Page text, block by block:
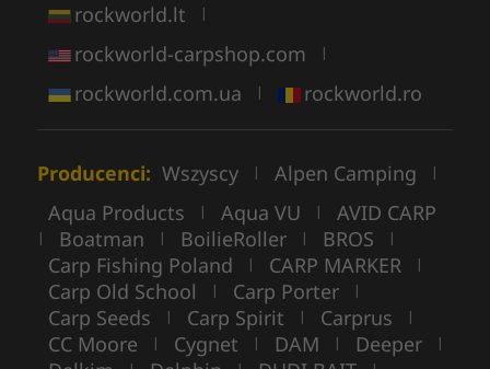
rockworld.lt |
rockworld-carpshop.com |
rockworld.com.ua | rockworld.ro
Producenci: Wszyscy | Alpen Camping |
Aqua Products | Aqua VU | AVID CARP
| Boatman | BoilieRoller | BROS |
Carp Fishing Poland | CARP MARKER |
Carp Old School | Carp Porter |
Carp Seeds | Carp Spirit | Carprus |
CC Moore | Cygnet | DAM | Deeper |